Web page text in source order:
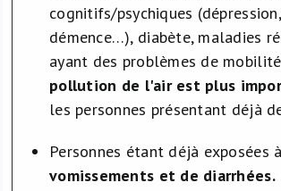
cognitifs/psychiques
démence…), diabète, maladies
ayant des problèmes de
pollution de l'air est plus
les personnes présentant déjà
Personnes étant déjà exposées
vomissements et de diarrhées.